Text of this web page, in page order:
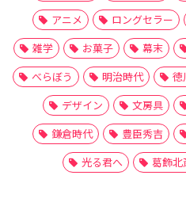
アニメ
ロングセラー
雑学
お菓子 幕末
べらぼう
明治時代 徳
デザイン
文房具
鎌倉時代
豊臣秀吉
光る君へ
葛飾北